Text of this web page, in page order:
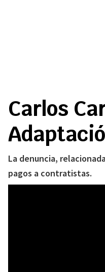
Carlos
La denuncia,
pagos a contratistas.